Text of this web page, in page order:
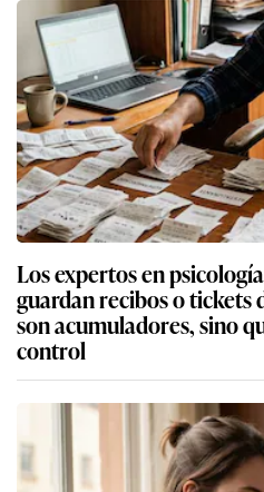
Los expertos en
guardan recibos o tickets
son acumuladores, sino
control